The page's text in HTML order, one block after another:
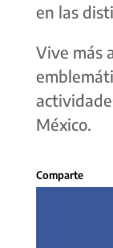
en las
Vive más
México.